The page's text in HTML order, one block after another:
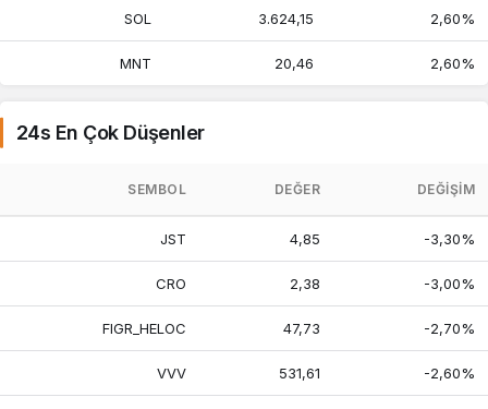
SOL 3.624,15 2,60%
MNT 20,46 2,60%
24s En Çok Düşenler
SEMBOL DEĞER DEĞIŞIM
JST 4,85 -3,30%
CRO 2,38 -3,00%
FIGR_HELOC 47,73 -2,70%
VVV 531,61 -2,60%